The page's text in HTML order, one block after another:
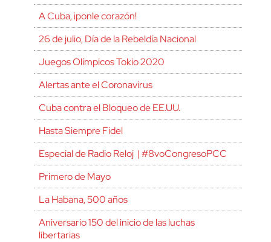
A Cuba, ¡ponle corazón!
26 de julio, Día de la Rebeldía Nacional
Juegos Olímpicos Tokio 2020
Alertas ante el Coronavirus
Cuba contra el Bloqueo de EE.UU.
Hasta Siempre Fidel
Especial de Radio Reloj | #8voCongresoPCC
Primero de Mayo
La Habana, 500 años
Aniversario 150 del inicio de las luchas
libertarias